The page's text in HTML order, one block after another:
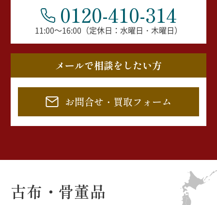
0120-410-314
11:00～16:00（定休日：水曜日・木曜日）
メールで相談をしたい方
お問合せ・買取フォーム
古布・骨董品